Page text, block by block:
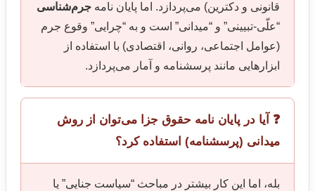
قانونی و دکترین) می‌پردازد. اما پایان نامه جرم‌شناسی
“علّی-تبیینی” و “میدانی” است و به “چرایی” وقوع جرم
(عوامل اجتماعی، روانی، اقتصادی) با استفاده از
ابزارهایی مانند پرسشنامه و آمار می‌پردازد.
❓ آیا در پایان نامه حقوق جزا می‌توان از روش
میدانی (پرسشنامه) استفاده کرد؟
بله، اما این کار بیشتر در مباحث “سیاست جنایی” یا